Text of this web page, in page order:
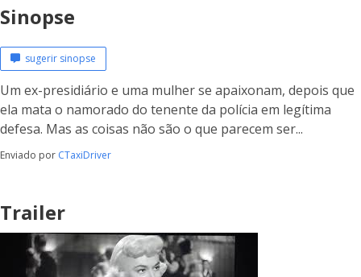
Sinopse
sugerir sinopse
Um ex-presidiário e uma mulher se apaixonam, depois que
ela mata o namorado do tenente da polícia em legítima
defesa. Mas as coisas não são o que parecem ser...
Enviado por CTaxiDriver
Trailer